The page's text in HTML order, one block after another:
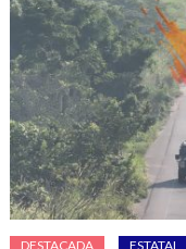
DESTACADA ESTATAL